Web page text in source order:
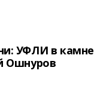
УФЛИ в камне
Ошнуров